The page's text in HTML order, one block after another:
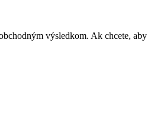
výsledkom. Ak chcete, aby